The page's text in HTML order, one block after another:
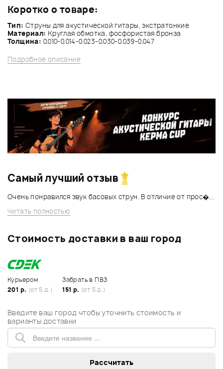
Коротко о товаре:
Тип: Струны для акустической гитары, экстратонкие
Материал: Круглая обмотка, фосфористая бронза
Толщина: 0.010-0.014-0.023-0.030-0.039-0.047
Подробное описание
Самый лучший отзыв
Очень понравился звук басовых струн. В отличие от прос�...
Читать полностью
Стоимость доставки в ваш город
Курьером
201 р. (от 5 д.)
Забрать в ПВЗ
151 р. (от 5 д.)
Введите ваш город чтобы уточнить стоимость и
варианты доставки